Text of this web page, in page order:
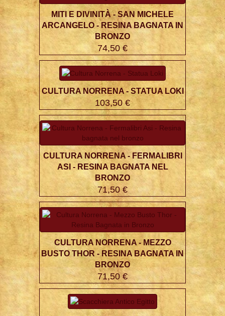
MITI E DIVINITÀ - SAN MICHELE
ARCANGELO - RESINA BAGNATA IN
BRONZO
74,50 €
CULTURA NORRENA - STATUA LOKI
103,50 €
CULTURA NORRENA - FERMALIBRI
ASI - RESINA BAGNATA NEL
BRONZO
71,50 €
CULTURA NORRENA - MEZZO
BUSTO THOR - RESINA BAGNATA IN
BRONZO
71,50 €